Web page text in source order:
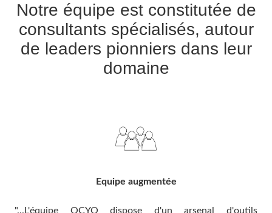
Notre équipe est constitutée de
consultants spécialisés, autour
de leaders pionniers dans leur
domaine
Equipe augmentée
"... L'équipe OCYO dispose d'un arsenal d'outils